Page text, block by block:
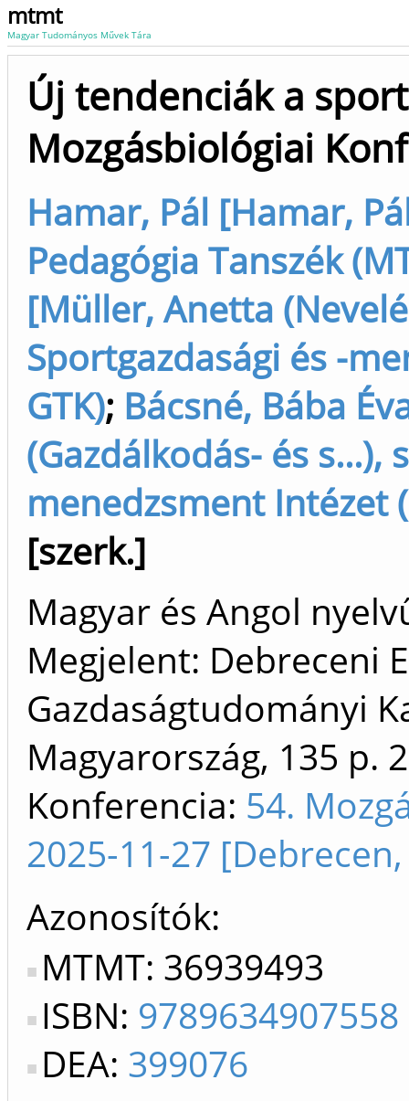
mtmt
Magyar Tudományos Művek Tára
Új tendenciák a
Mozgásbiológiai
Hamar, Pál [Hamar,
Pedagógia Tanszék
[Müller, Anetta
Sportgazdasági és -
GTK); Bácsné, Bába
(Gazdálkodás- és s...),
menedzsment Intézet
[szerk.]
Magyar és Angol
Megjelent: Debreceni
Gazdaságtudományi
Magyarország, 135 p.
Konferencia: 54.
2025-11-27
Azonosítók
MTMT: 36939493
ISBN: 9789634907558
DEA: 399076